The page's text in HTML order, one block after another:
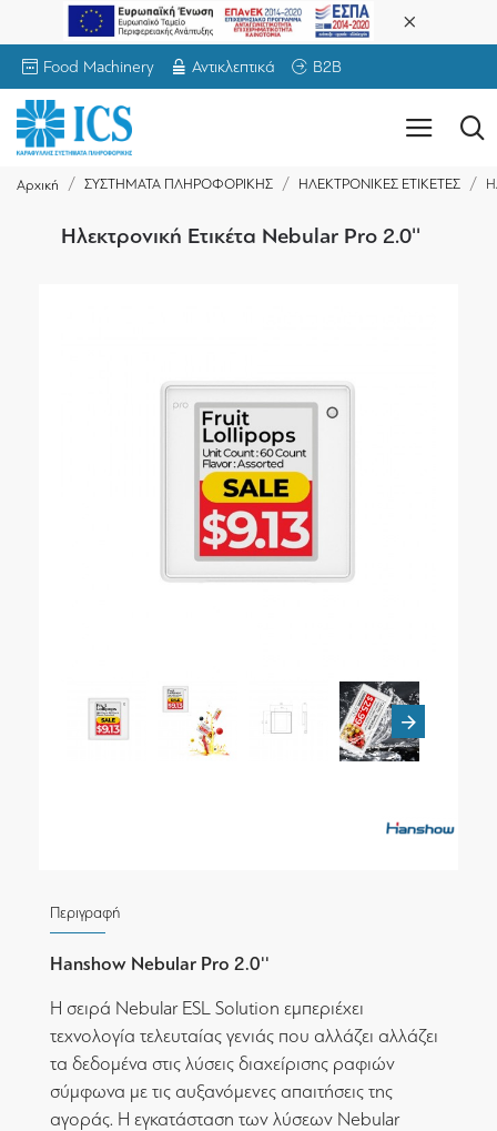
Food Machinery Αντικλεπτικά B2B
Αρχική ΣΥΣΤΗΜΑΤΑ ΠΛΗΡΟΦΟΡΙΚΗΣ ΗΛΕΚΤΡΟΝΙΚΕΣ ΕΤΙΚΕΤΕΣ
Ηλεκτρονική Ετικέτα Nebular Pro 2.0''
Περιγραφή
Hanshow Nebular Pro 2.0''
Η σειρά Nebular ESL Solution εμπεριέχει
τεχνολογία τελευταίας γενιάς που αλλάζει αλλάζει
τα δεδομένα στις λύσεις διαχείρισης ραφιών
σύμφωνα με τις αυξανόμενες απαιτήσεις της
αγοράς. Η εγκατάσταση των λύσεων Nebular